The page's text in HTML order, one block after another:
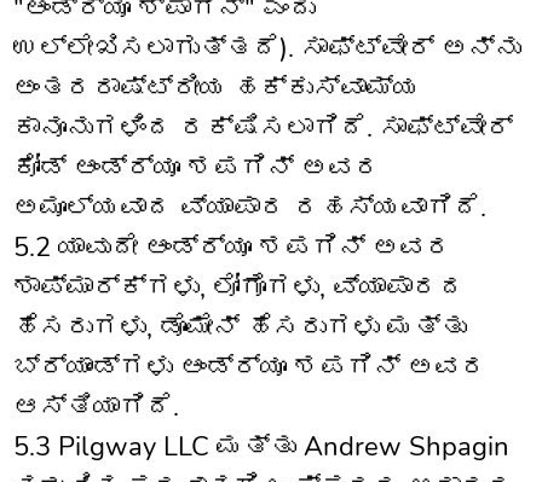
"ಆಂಡ್ರ್ಯೂ ಶ್‌ಪಾಗಿನ್" ಎಂದು
ಉಲ್ಲೇಖಿಸಲಾಗುತ್ತದೆ). ಸಾಫ್ಟ್‌ವೇರ್ ಅನ್ನು
ಅಂತರರಾಷ್ಟ್ರೀಯ ಹಕ್ಕುಸ್ವಾಮ್ಯ
ಕಾನೂನುಗಳಿಂದ ರಕ್ಷಿಸಲಾಗಿದೆ. ಸಾಫ್ಟ್‌ವೇರ್
ಕೋಡ್ ಆಂಡ್ರ್ಯೂ ಶಪಗಿನ್ ಅವರ
ಅಮೂಲ್ಯವಾದ ವ್ಯಾಪಾರ ರಹಸ್ಯವಾಗಿದೆ.
5.2 ಯಾವುದೇ ಆಂಡ್ರ್ಯೂ ಶಪಗಿನ್ ಅವರ
ಶಾಪ್‌ಮಾರ್ಕ್‌ಗಳು, ಲೋಗೊಗಳು, ವ್ಯಾಪಾರದ
ಹೆಸರುಗಳು, ಡೊಮೇನ್ ಹೆಸರುಗಳು ಮತ್ತು
ಬ್ರ್ಯಾಂಡ್‌ಗಳು ಆಂಡ್ರ್ಯೂ ಶಪಗಿನ್ ಅವರ
ಆಸ್ತಿಯಾಗಿದೆ.
5.3 Pilgway LLC ಮತ್ತು Andrew Shpagin